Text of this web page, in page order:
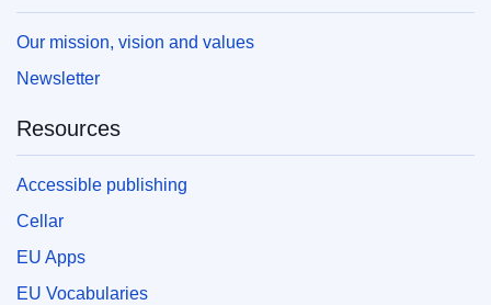
Our mission, vision and values
Newsletter
Resources
Accessible publishing
Cellar
EU Apps
EU Vocabularies